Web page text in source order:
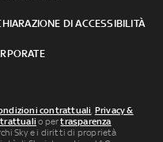
DI ACCESSIBILITÀ
contrattuali Privacy &
o pertrasparenza
Sky e i diritti di proprietà